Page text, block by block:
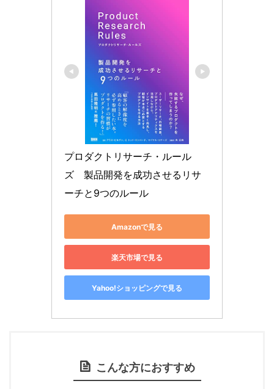
プロダクトリサーチ・ルール
ズ　製品開発を成功させるリサ
ーチと9つのルール
Amazonで見る
楽天市場で見る
Yahoo!ショッピングで見る
こんな方におすすめ